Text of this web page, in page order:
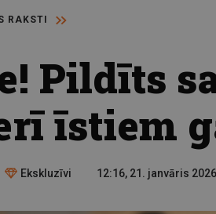
RAKSTI
Pildīts
īstiem
Ekskluzīvi 12:16, 21. janvāris 2026